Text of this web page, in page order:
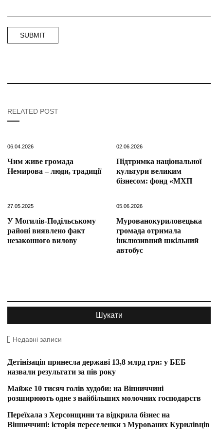
RELATED POST
06.04.2026
Чим живе громада
Немирова – люди, традиції
02.06.2026
Підтримка національної
культури великим
бізнесом: фонд «МХП
27.05.2025
У Могилів-Подільському
районі виявлено факт
незаконного вилову
05.06.2026
Мурованокуриловецька
громада отримала
інклюзивний шкільний
автобус
Недавні записи
Детінізація принесла державі 13,8 млрд грн: у БЕБ
назвали результати за пів року
Майже 10 тисяч голів худоби: на Вінниччині
розширюють одне з найбільших молочних господарств
Переїхала з Херсонщини та відкрила бізнес на
Вінниччині: історія переселенки з Мурованих Курилівців